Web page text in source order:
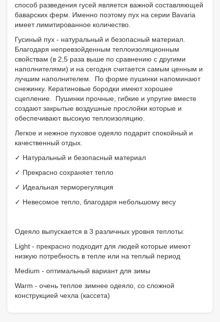
способ разведения гусей является важной составляющей
баварских ферм. Именно поэтому пух на серии Bavaria
имеет лимитированное количество.
Гусиный пух - натуральный и безопасный материал.
Благодаря непревзойденным теплоизоляционным
свойствам (в 2,5 раза выше по сравнению с другими
наполнителями) и на сегодня считается самым ценным и
лучшим наполнителем. По форме пушинки напоминают
снежинку. Кератиновые бородки имеют хорошее
сцепление. Пушинки прочные, гибкие и упругие вместе
создают закрытые воздушные прослойки которые и
обеспечивают высокую теплоизоляцию.
Легкое и нежное пуховое одеяло подарит спокойный и
качественный отдых.
✓ Натуральный и безопасный материал
✓ Прекрасно сохраняет тепло
✓ Идеальная терморегуляция
✓ Невесомое тепло, благодаря небольшому весу
Одеяло выпускается в 3 различных уровня теплоты:
Light - прекрасно подходит для людей которые имеют
низкую потребность в тепле или на теплый период
Medium - оптимальный вариант для зимы
Warm - очень теплое зимнее одеяло, со сложной
конструкцией чехла (кассета)